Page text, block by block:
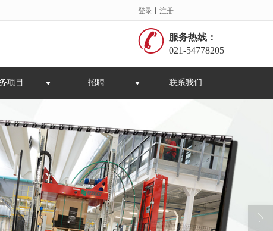
登录 丨 注册
服务热线：
021-54778205
项目 招聘 联系我们